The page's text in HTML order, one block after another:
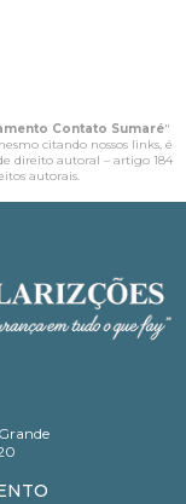
Contato Sumaré"
citando nossos links, é
direito autoral – artigo 184
autorais.